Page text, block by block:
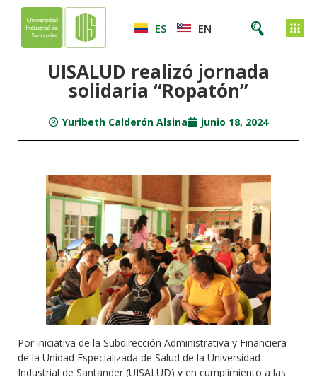
ES EN
UISALUD realizó jornada
solidaria “Ropatón”
Yuribeth Calderón Alsina junio 18, 2024
Por iniciativa de la Subdirección Administrativa y Financiera
de la Unidad Especializada de Salud de la Universidad
Industrial de Santander (UISALUD) y en cumplimiento a las